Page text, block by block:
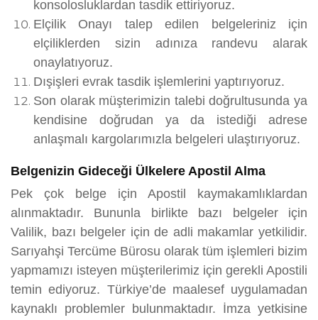
konsolosluklardan tasdik ettiriyoruz.
Elçilik Onayı talep edilen belgeleriniz için
elçiliklerden sizin adınıza randevu alarak
onaylatıyoruz.
Dışişleri evrak tasdik işlemlerini yaptırıyoruz.
Son olarak müşterimizin talebi doğrultusunda ya
kendisine doğrudan ya da istediği adrese
anlaşmalı kargolarımızla belgeleri ulaştırıyoruz.
Belgenizin Gideceği Ülkelere Apostil Alma
Pek çok belge için Apostil kaymakamlıklardan
alınmaktadır. Bununla birlikte bazı belgeler için
Valilik, bazı belgeler için de adli makamlar yetkilidir.
Sarıyahşi Tercüme Bürosu olarak tüm işlemleri bizim
yapmamızı isteyen müşterilerimiz için gerekli Apostili
temin ediyoruz. Türkiye’de maalesef uygulamadan
kaynaklı problemler bulunmaktadır. İmza yetkisine